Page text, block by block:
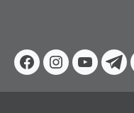
Facebook
Instagram